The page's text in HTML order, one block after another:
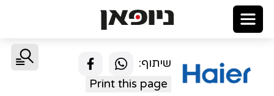
שיתוף:
Print this page